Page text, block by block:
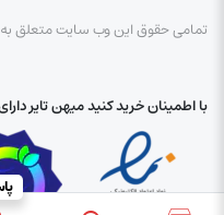
تمامی حقوق این وب سایت متعلق به
با اطمینان خرید کنید میهن تایر